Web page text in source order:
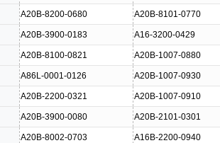
A20B-8200-0680 A20B-8101-0770
A20B-3900-0183 A16-3200-0429
A20B-8100-0821 A20B-1007-0880
A86L-0001-0126 A20B-1007-0930
A20B-2200-0321 A20B-1007-0910
A20B-3900-0080 A20B-2101-0301
A20B-8002-0703 A16B-2200-0940